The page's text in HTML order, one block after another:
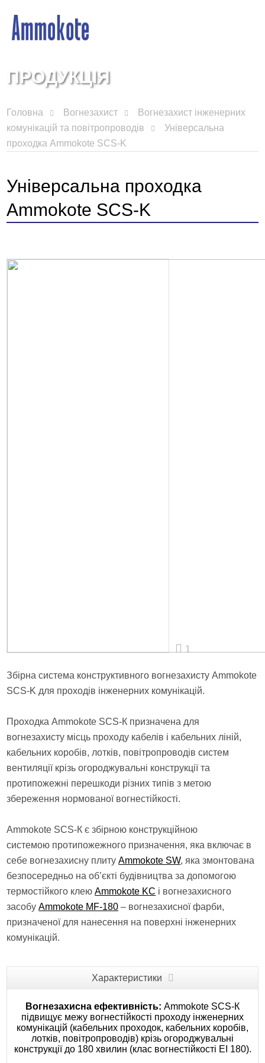
ПРОДУКЦІЯ
Головна Вогнезахист
Вогнезахист інженерних
комунікацій та повітропроводів
Універсальна
проходка Ammokote SCS-K
Універсальна проходка
Ammokote SCS-K
1
Збірна система конструктивного вогнезахисту Ammokote
SCS-K для проходів інженерних комунікацій.
Проходка Ammokote SCS-К призначена для
вогнезахисту місць проходу кабелів і кабельних ліній,
кабельних коробів, лотків, повітропроводів систем
вентиляції крізь огороджувальні конструкції та
протипожежні перешкоди різних типів з метою
збереження нормованої вогнестійкості.
Ammokote SCS-К є збірною конструкційною
системою протипожежного призначення, яка включає в
себе вогнезахисну плитуAmmokote SW, яка змонтована
безпосередньо на об’єкті будівництва за допомогою
термостійкого клеюAmmokote KC і вогнезахисного
засобуAmmokote MF-180 – вогнезахисної фарби,
призначеної для нанесення на поверхні інженерних
комунікацій.
Характеристики
Вогнезахисна ефективність: Ammokote SCS-К
підвищує межу вогнестійкості проходу інженерних
комунікацій (кабельних проходок, кабельних коробів,
лотків, повітропроводів) крізь огороджувальні
конструкції до 180 хвилин (клас вогнестійкості EI 180).